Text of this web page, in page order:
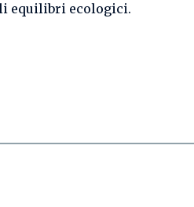
equilibri ecologici.